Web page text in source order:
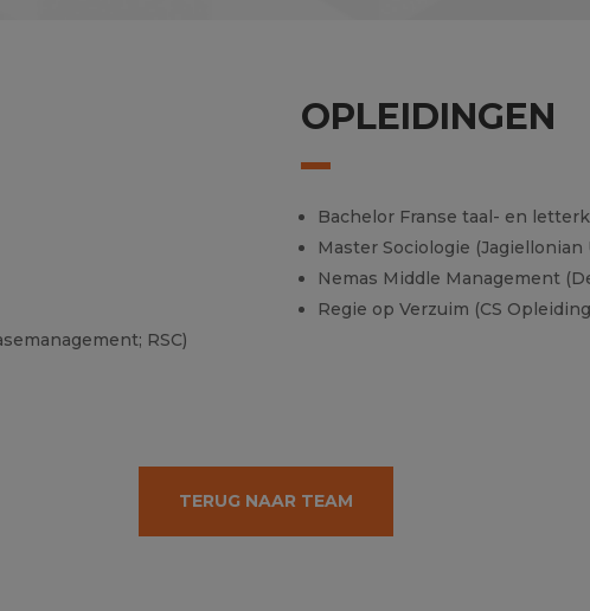
RSC)
OPLEIDINGEN
Bachelor Franse taal- en
Master Sociologie (Jagiellonian
Nemas Middle Management
Regie op Verzuim (CS
TERUG NAAR TEAM